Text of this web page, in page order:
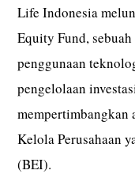
Life Indonesia
Equity Fund,
penggunaan
pengelolaan
mempertimbangkan
Kelola Perusahaan
(BEI).